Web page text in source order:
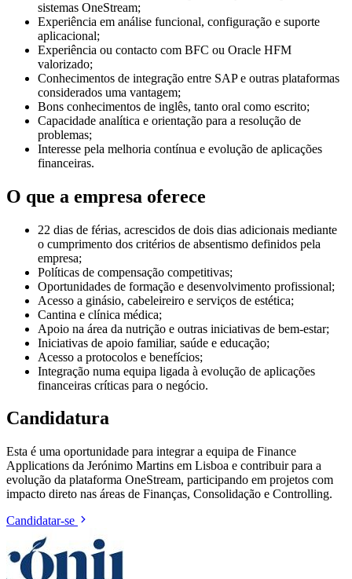
sistemas OneStream;
Experiência em análise funcional, configuração e suporte
aplicacional;
Experiência ou contacto com BFC ou Oracle HFM
valorizado;
Conhecimentos de integração entre SAP e outras plataformas
considerados uma vantagem;
Bons conhecimentos de inglês, tanto oral como escrito;
Capacidade analítica e orientação para a resolução de
problemas;
Interesse pela melhoria contínua e evolução de aplicações
financeiras.
O que a empresa oferece
22 dias de férias, acrescidos de dois dias adicionais mediante
o cumprimento dos critérios de absentismo definidos pela
empresa;
Políticas de compensação competitivas;
Oportunidades de formação e desenvolvimento profissional;
Acesso a ginásio, cabeleireiro e serviços de estética;
Cantina e clínica médica;
Apoio na área da nutrição e outras iniciativas de bem-estar;
Iniciativas de apoio familiar, saúde e educação;
Acesso a protocolos e benefícios;
Integração numa equipa ligada à evolução de aplicações
financeiras críticas para o negócio.
Candidatura
Esta é uma oportunidade para integrar a equipa de Finance
Applications da Jerónimo Martins em Lisboa e contribuir para a
evolução da plataforma OneStream, participando em projetos com
impacto direto nas áreas de Finanças, Consolidação e Controlling.
Candidatar-se